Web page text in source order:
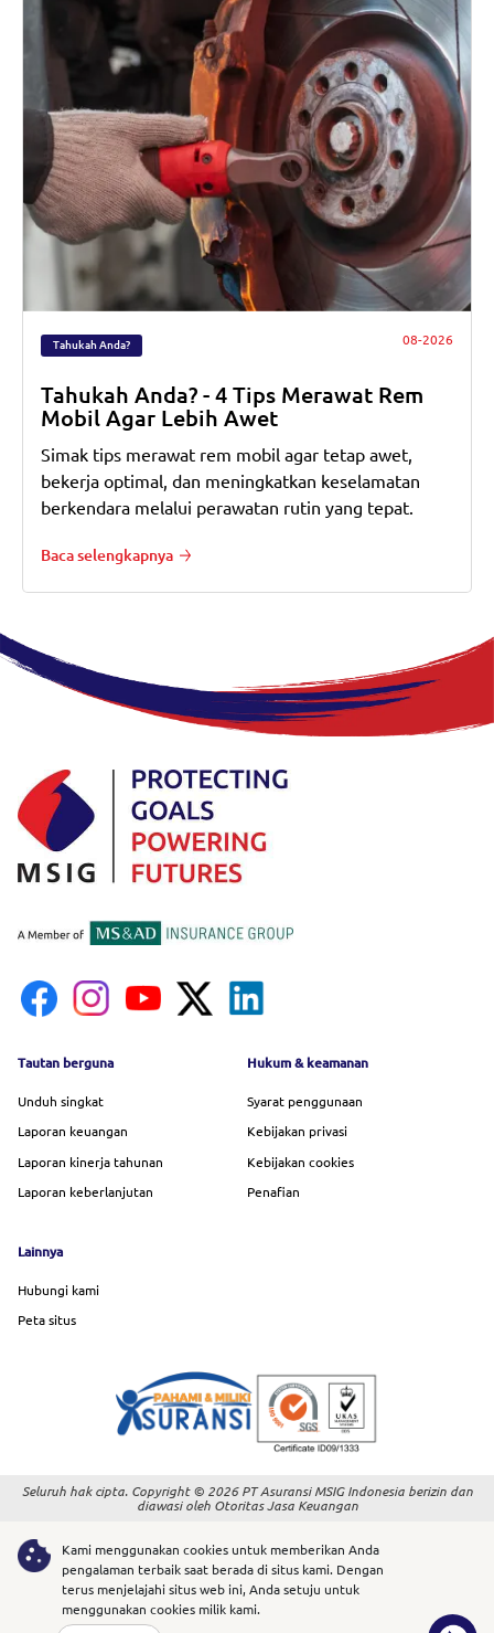
Tahukah Anda? 08-2026
Tahukah Anda? - 4 Tips Merawat Rem
Mobil Agar Lebih Awet
Simak tips merawat rem mobil agar tetap awet,
bekerja optimal, dan meningkatkan keselamatan
berkendara melalui perawatan rutin yang tepat.
Baca selengkapnya
Footer menu
Tautan berguna
Unduh singkat
Laporan keuangan
Laporan kinerja tahunan
Laporan keberlanjutan
Hukum & keamanan
Syarat penggunaan
Kebijakan privasi
Kebijakan cookies
Penafian
Lainnya
Hubungi kami
Peta situs
Seluruh hak cipta. Copyright © 2026 PT Asuransi MSIG Indonesia berizin dan
diawasi oleh Otoritas Jasa Keuangan
Kami menggunakan cookies untuk memberikan Anda
pengalaman terbaik saat berada di situs kami. Dengan
terus menjelajahi situs web ini, Anda setuju untuk
menggunakan cookies milik kami.